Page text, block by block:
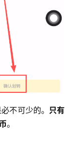
不可少的。 只有
。